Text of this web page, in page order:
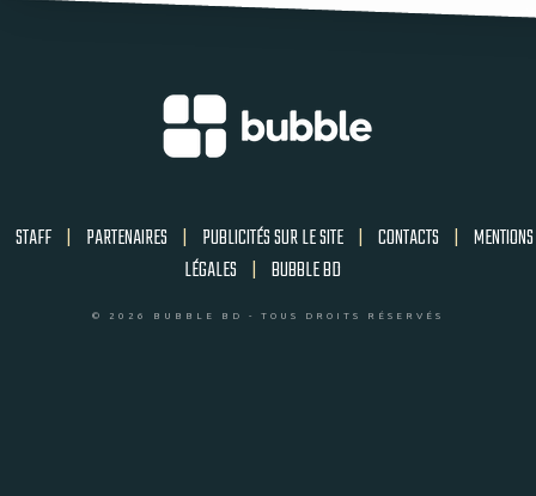
STAFF | PARTENAIRES | PUBLICITÉS SUR LE SITE | CONTACTS | MENTIONS
LÉGALES | BUBBLE BD
© 2026 BUBBLE BD - TOUS DROITS RÉSERVÉS